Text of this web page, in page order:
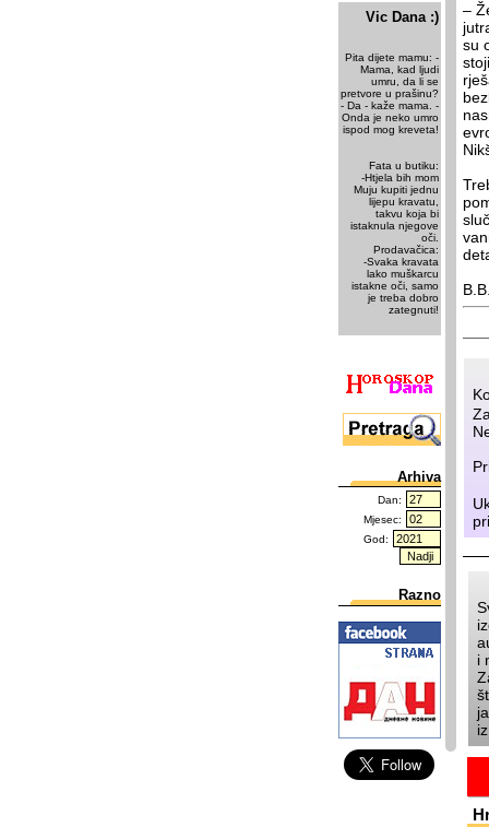
Vic Dana :)
Pita dijete mamu: -
Mama, kad ljudi
umru, da li se
pretvore u prašinu?
- Da - kaže mama. -
Onda je neko umro
ispod mog kreveta!
Fata u butiku:
-Htjela bih mom
Muju kupiti jednu
lijepu kravatu,
takvu koja bi
istaknula njegove
oči.
Prodavačica:
-Svaka kravata
lako muškarcu
istakne oči, samo
je treba dobro
zategnuti!
Arhiva
Dan:
Mjesec:
God:
Razno
–
su
i